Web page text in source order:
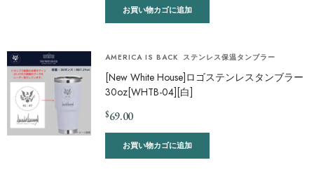
お買い物カゴに追加
AMERICA IS BACK ステンレス保温タンブラー
[New White House]ロゴステンレスタンブラー
30oz[WHTB-04][白]
$69.00
お買い物カゴに追加